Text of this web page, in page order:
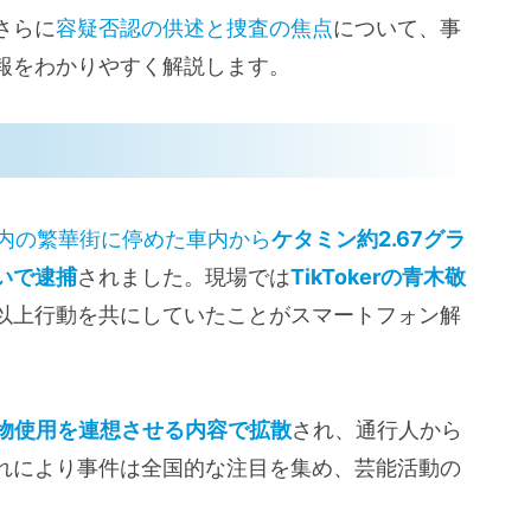
らに容疑否認の供述と捜査の焦点について、事
わかりやすく解説します。
の繁華街に停めた車内からケタミン約2.67グラ
で逮捕されました。現場ではTikTokerの青木敬
上行動を共にしていたことがスマートフォン解
使用を連想させる内容で拡散され、通行人から
より事件は全国的な注目を集め、芸能活動の